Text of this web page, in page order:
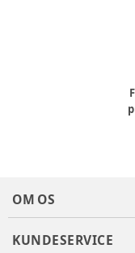
OM OS
KUNDESERVICE